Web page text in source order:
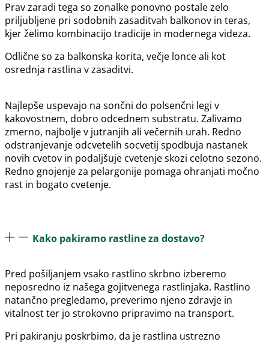
Prav zaradi tega so zonalke ponovno postale zelo
priljubljene pri sodobnih zasaditvah balkonov in teras,
kjer želimo kombinacijo tradicije in modernega videza.
Odlične so za balkonska korita, večje lonce ali kot
osrednja rastlina v zasaditvi.
Najlepše uspevajo na sončni do polsenčni legi v
kakovostnem, dobro odcednem substratu. Zalivamo
zmerno, najbolje v jutranjih ali večernih urah. Redno
odstranjevanje odcvetelih socvetij spodbuja nastanek
novih cvetov in podaljšuje cvetenje skozi celotno sezono.
Redno gnojenje za pelargonije pomaga ohranjati močno
rast in bogato cvetenje.
Kako pakiramo rastline za dostavo?
Pred pošiljanjem vsako rastlino skrbno izberemo
neposredno iz našega gojitvenega rastlinjaka. Rastlino
natančno pregledamo, preverimo njeno zdravje in
vitalnost ter jo strokovno pripravimo na transport.
Pri pakiranju poskrbimo, da je rastlina ustrezno